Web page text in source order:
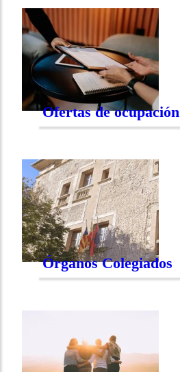
Ofertas de ocupación
Órganos Colegiados